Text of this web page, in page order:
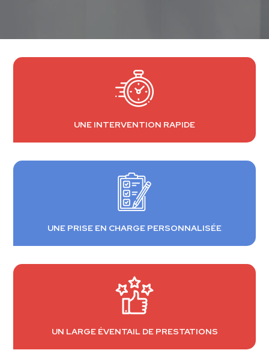
UNE INTERVENTION RAPIDE
UNE PRISE EN CHARGE PERSONNALISÉE
UN LARGE ÉVENTAIL DE PRESTATIONS